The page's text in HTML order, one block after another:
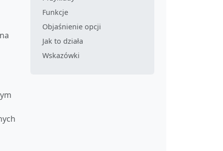
Funkcje
Objaśnienie opcji
Jak to działa
Wskazówki